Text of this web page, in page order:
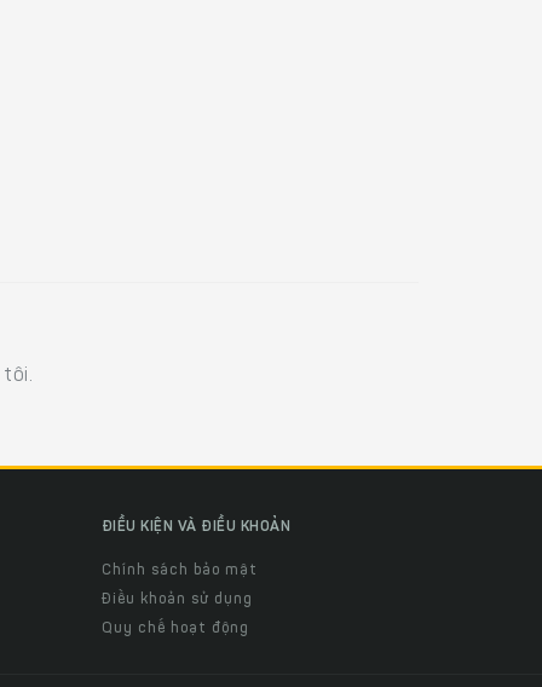
ĐIỀU KIỆN VÀ ĐIỀU KHOẢN
Chính sách bảo mật
Điều khoản sử dụng
Quy chế hoạt động